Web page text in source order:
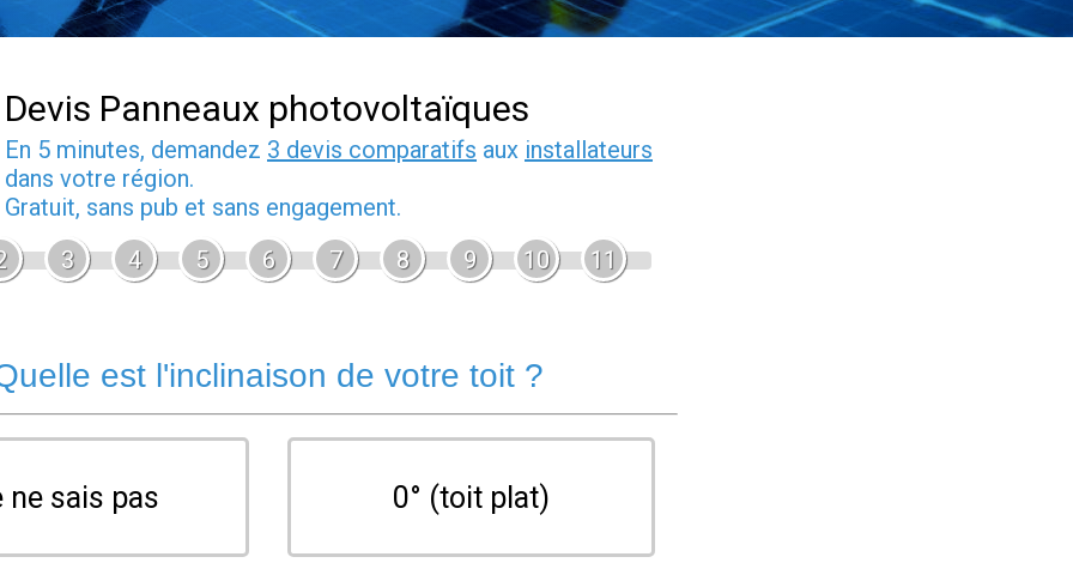
Devis Panneaux photovoltaïques
En 5 minutes, demandez 3 devis comparatifs aux installateurs
dans votre région.
Gratuit, sans pub et sans engagement.
3 4 5 6 7 8 9 10 11
est l'inclinaison de votre toit ?
ne sais pas 0° (toit plat)